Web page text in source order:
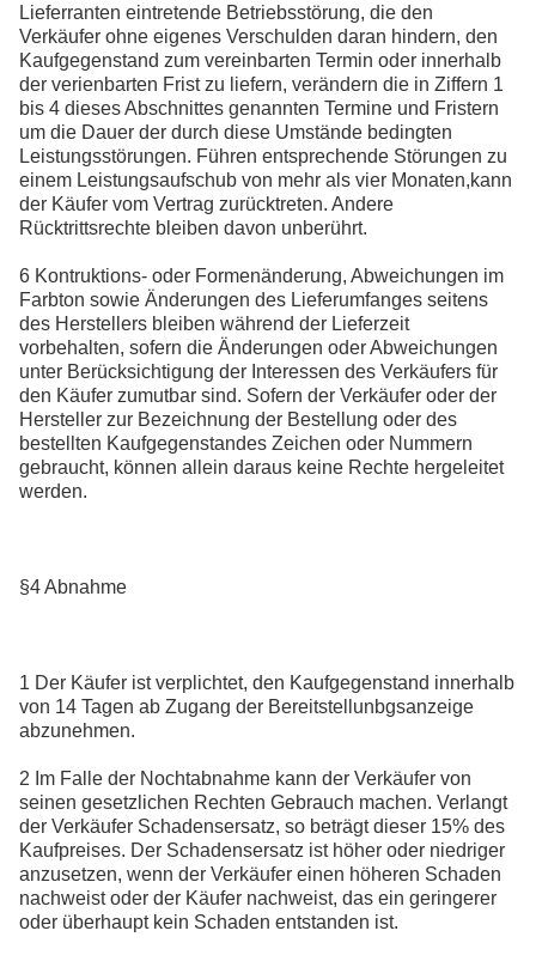
Lieferranten eintretende Betriebsstörung, die den
Verkäufer ohne eigenes Verschulden daran hindern, den
Kaufgegenstand zum vereinbarten Termin oder innerhalb
der verienbarten Frist zu liefern, verändern die in Ziffern 1
bis 4 dieses Abschnittes genannten Termine und Fristern
um die Dauer der durch diese Umstände bedingten
Leistungsstörungen. Führen entsprechende Störungen zu
einem Leistungsaufschub von mehr als vier Monaten,kann
der Käufer vom Vertrag zurücktreten. Andere
Rücktrittsrechte bleiben davon unberührt.
6 Kontruktions- oder Formenänderung, Abweichungen im
Farbton sowie Änderungen des Lieferumfanges seitens
des Herstellers bleiben während der Lieferzeit
vorbehalten, sofern die Änderungen oder Abweichungen
unter Berücksichtigung der Interessen des Verkäufers für
den Käufer zumutbar sind. Sofern der Verkäufer oder der
Hersteller zur Bezeichnung der Bestellung oder des
bestellten Kaufgegenstandes Zeichen oder Nummern
gebraucht, können allein daraus keine Rechte hergeleitet
werden.
§4 Abnahme
1 Der Käufer ist verplichtet, den Kaufgegenstand innerhalb
von 14 Tagen ab Zugang der Bereitstellunbgsanzeige
abzunehmen.
2 Im Falle der Nochtabnahme kann der Verkäufer von
seinen gesetzlichen Rechten Gebrauch machen. Verlangt
der Verkäufer Schadensersatz, so beträgt dieser 15% des
Kaufpreises. Der Schadensersatz ist höher oder niedriger
anzusetzen, wenn der Verkäufer einen höheren Schaden
nachweist oder der Käufer nachweist, das ein geringerer
oder überhaupt kein Schaden entstanden ist.